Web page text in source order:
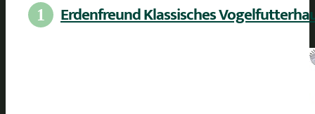
1 Erdenfreund Klassisches